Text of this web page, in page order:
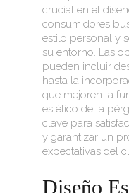
crucial en el
consumidores
estilo personal y
su entorno. Las
pueden incluir
hasta la
que mejoren la
estético de la
clave para
y garantizar un
expectativas del
Diseño